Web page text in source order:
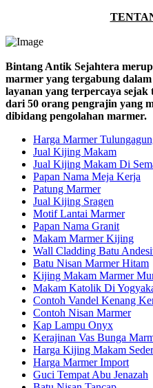
Bintang Antik Sejahtera
marmer yang tergabung
layanan yang terpercaya
dari 50 orang pengrajin yang
dibidang pengolahan marmer.
Harga Marmer
Jual Kijing Makam
Jual Kijing Makam Di
Papan Nama Meja Kerja
Patung Marmer
Jual Kijing Sragen
Motif Lantai Marmer
Papan Nama Granit
Makam Marmer Kijing
Wall Cladding Batu
Batu Nisan Marmer Hitam
Kijing Makam Marmer
Makam Katolik Di
Contoh Vandel Kenang
Contoh Nisan Marmer
Kap Lampu Onyx
Kerajinan Vas Bunga
Harga Kijing Makam
Harga Marmer Import
Guci Tempat Abu Jenazah